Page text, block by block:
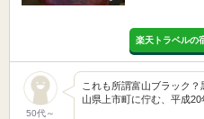
楽天トラベルの
50代～
これも所謂富山ブラック
山県上市町に佇む、平成